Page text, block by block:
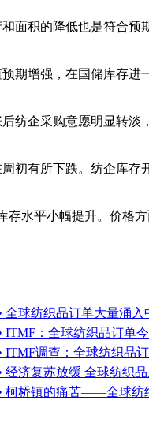
面积的降低也是符合
期增强，在国储库存
纺企采购意愿明显转
初有所下跌。纺企库
水平小幅提升。价格
全球纺织品订单大量涌
ITMF：全球纺织品订单
ITMF调查：全球纺织品
经济复苏放缓 全球纺织
柯桥镇的痛苦——全球纺